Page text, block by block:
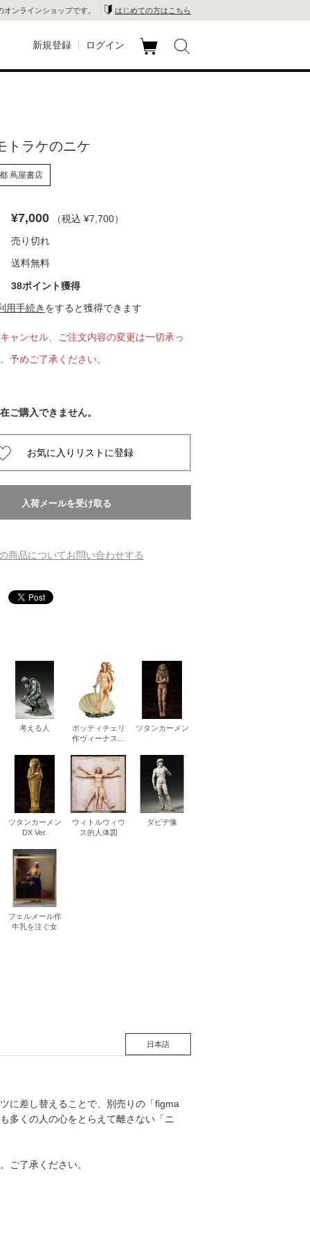
ンラインショップです。 はじめての方はこちら
蔦
屋
屋
崎
店
屋
屋
新規登録 ログイン
トラケのニケ
蔦屋書店
¥7,000 （税込 ¥7,700）
売り切れ
送料無料
38ポイント獲得
用手続き をすると獲得できます
ャンセル、ご注文内容の変更は一切承っ
予めご了承ください。
ご購入できません。
商品についてお問い合わせする
考える人
ボッティチェリ
作ヴィーナスの
ツタンカーメン
ツタンカーメン
DX Ver.
ウィトルウィウ
ス的人体図
ダビデ像
フェルメール作
牛乳を注ぐ女
日本語
に差し替えることで、別売りの「figma
多くの人の心をとらえて離さない「ニ
ご了承ください。